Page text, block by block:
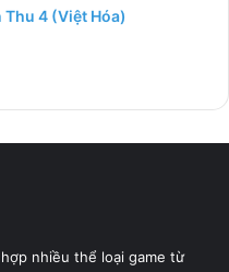
Thu 4 (Việt Hóa)
nhiều thể loại game từ